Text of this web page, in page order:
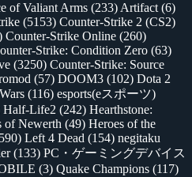
of Valiant Arms (233) Artifact (6)
(5153) Counter-Strike 2 (CS2)
Counter-Strike Online (260)
Strike: Condition Zero (63)
(3250) Counter-Strike: Source
(57) DOOM3 (102) Dota 2
(116) esports(eスポーツ)
Half-Life2 (242) Hearthstone:
of Newerth (49) Heroes of the
Left 4 Dead (154) negitaku
(133) PC・ゲーミングデバイス
(3) Quake Champions (117)